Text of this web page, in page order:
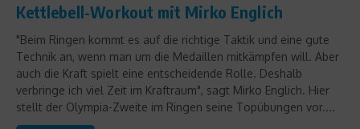
Kettlebell-Workout mit Mirko Englich
"Beim Ringen kommt es auf die richtige Taktik und eine gute
Technik an, wenn man um die Medaillen mitkämpfen will. Aber
auch die Kraft spielt eine entscheidende Rolle. Deshalb
verbringe ich viel Zeit im Kraftraum", sagt Mirko Englich. Hier
stellt der Olympia-Zweite im Ringen seine Topübungen vor....